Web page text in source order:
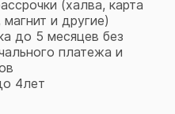
(халва, карта
магнит и другие)
до 5 месяцев без
платежа и
4лет